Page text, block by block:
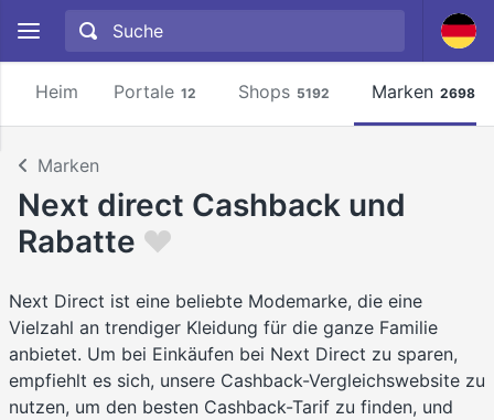
Heim Portale 12 Shops 5192 Marken 2698
Marken
Next direct Cashback und
Rabatte
Next Direct ist eine beliebte Modemarke, die eine
Vielzahl an trendiger Kleidung für die ganze Familie
anbietet. Um bei Einkäufen bei Next Direct zu sparen,
empfiehlt es sich, unsere Cashback-Vergleichswebsite zu
nutzen, um den besten Cashback-Tarif zu finden, und